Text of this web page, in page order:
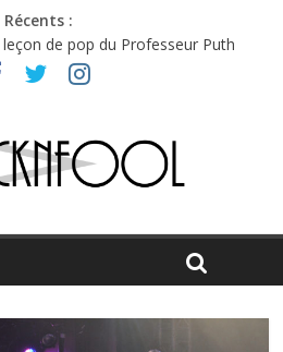
Récents :
leçon de pop du Professeur Puth
festival de musique indépendant
et émotions en hausse
de choisir entre chaleur et bonne
Festival : entre bière, métal et